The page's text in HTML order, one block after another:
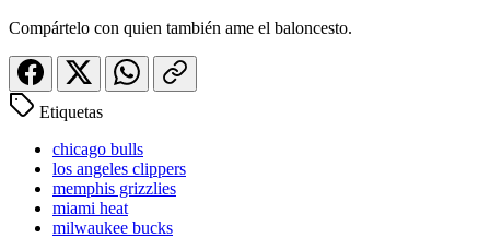
Compártelo con quien también ame el baloncesto.
Etiquetas
chicago bulls
los angeles clippers
memphis grizzlies
miami heat
milwaukee bucks